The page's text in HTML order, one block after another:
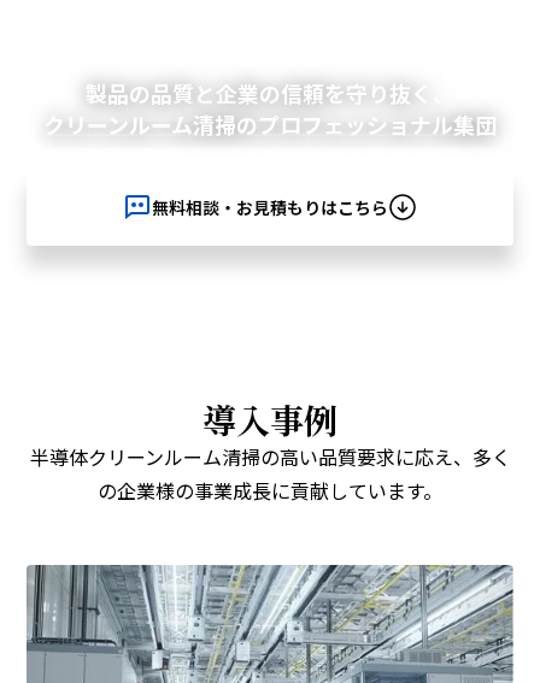
製品の品質と企業の信頼を守り抜く、
クリーンルーム清掃のプロフェッショナル集団
無料相談・お見積もりはこちら
導入事例
半導体クリーンルーム清掃の高い品質要求に応え、多く
の企業様の事業成長に貢献しています。